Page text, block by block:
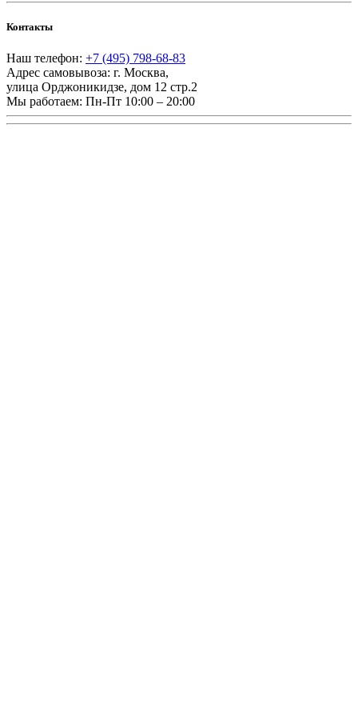
Контакты
Наш телефон: +7 (495) 798-68-83
Адрес самовывоза: г. Москва,
улица Орджоникидзе, дом 12 стр.2
Мы работаем: Пн-Пт 10:00 – 20:00